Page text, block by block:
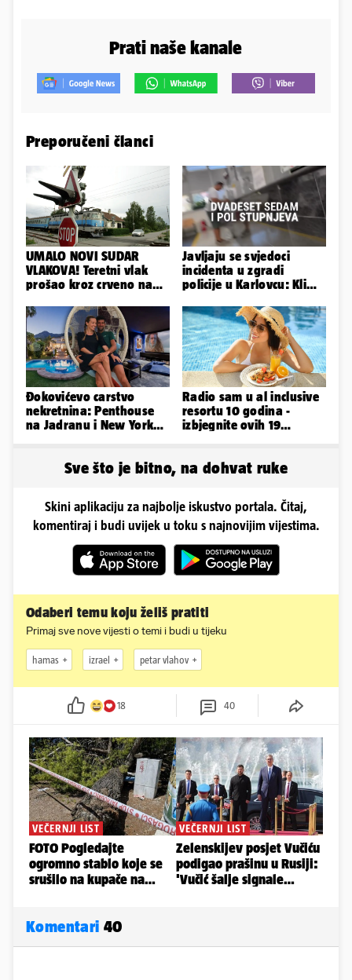
Prati naše kanale
Preporučeni članci
UMALO NOVI SUDAR
VLAKOVA! Teretni vlak
prošao kroz crveno na
Javljaju se svjedoci
incidenta u zgradi
policije u Karlovcu: Klima
izađemo
Đokovićevo carstvo
nekretnina: Penthouse
na Jadranu i New Yorku,
Radio sam u al inclusive
resortu 10 godina -
izbjegnite ovih 19
Sve što je bitno, na dohvat ruke
Skini aplikaciju za najbolje iskustvo portala. Čitaj,
komentiraj i budi uvijek u toku s najnovijim vijestima.
Odaberi temu koju želiš pratiti
Primaj sve nove vijesti o temi i budi u tijeku
hamas izrael petar vlahov
18 40
Komentari 40